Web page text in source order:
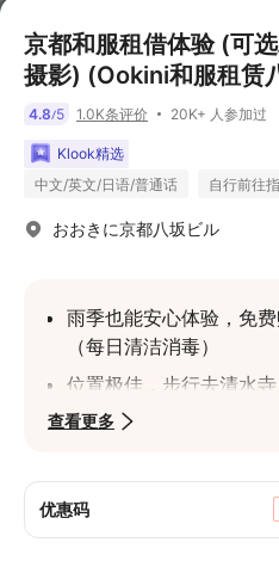
京都和服租借体验 (可
摄影) (Ookini和服租赁
4.8/5 1.0K条评价 20K+ 人参加过
Klook精选
中文/英文/日语/普通话
自行前往
おおきに京都八坂ビル
雨季也能安心体验，免
（每日清洁消毒）
位置极佳，步行去清水
坂等热门景点都方便
件），预订下午时段也
店主是发饰迷，出门对
查看更多
优惠码